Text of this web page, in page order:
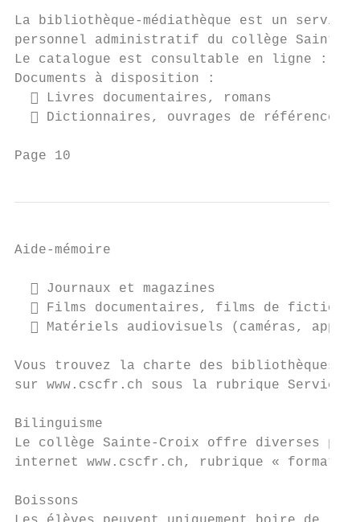
La bibliothèque-médiathèque est un
personnel administratif du collège Sainte-
Le catalogue est consultable en ligne :
Documents à disposition :
   Livres documentaires, romans
   Dictionnaires, ouvrages de référence
Page 10
Aide-mémoire
   Journaux et magazines
   Films documentaires, films de fiction
 Matériels audiovisuels (caméras,
Vous trouvez la charte des bibliothèques-
sur www.cscfr.ch sous la rubrique
Bilinguisme
Le collège Sainte-Croix offre diverses
internet www.cscfr.ch, rubrique «
Boissons